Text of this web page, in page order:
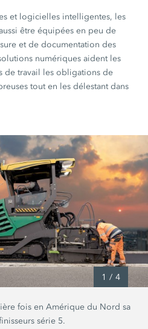
et logicielles intelligentes, les
être équipées en peu de
et de documentation des
numériques aident les
de travail les obligations de
tout en les délestant dans
1 / 4
fois en Amérique du Nord sa
série 5.